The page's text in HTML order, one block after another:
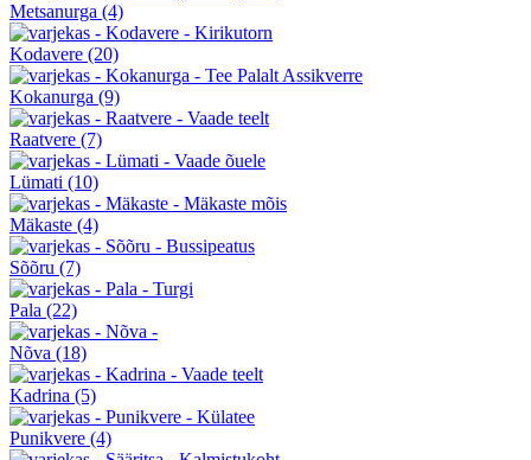
Metsanurga (4)
Kodavere (20)
Kokanurga (9)
Raatvere (7)
Lümati (10)
Mäkaste (4)
Sõõru (7)
Pala (22)
Nõva (18)
Kadrina (5)
Punikvere (4)